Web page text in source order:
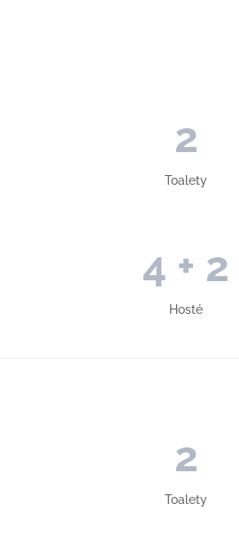
2
Toalety
4 + 2
Hosté
2
Toalety